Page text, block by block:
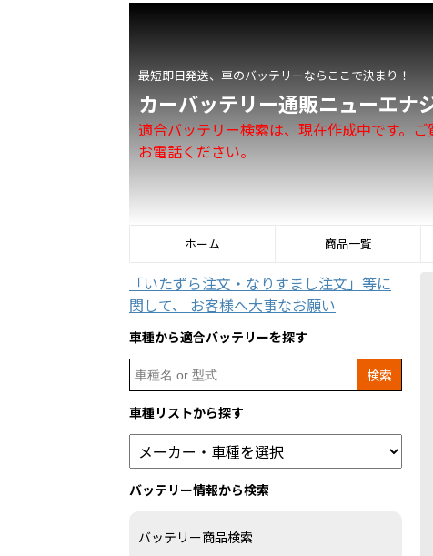
最短即日発送、車のバッテリーならここで決まり！
カーバッテリー通販ニューエナ
適合バッテリー検索は、現在作成中です。ご
お電話ください。
ホーム 商品一覧
「いたずら注文・なりすまし注文」等に
関して、 お客様へ大事なお願い
車種から適合バッテリーを探す
Search
for:
車種リストから探す
バッテリー情報から検索
バッテリー商品検索